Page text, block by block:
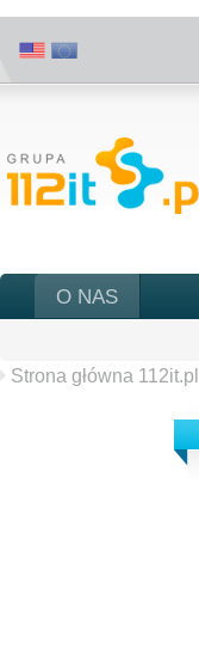
O NAS
Strona główna 112it.pl